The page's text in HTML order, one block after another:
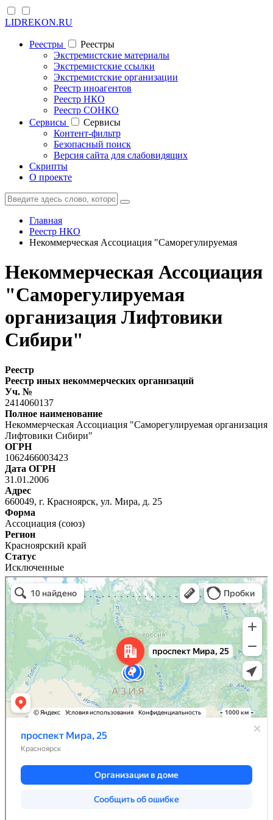
LIDREKON.RU
Реестры
Реестры
Экстремистские материалы
Экстремистские ссылки
Экстремистские организации
Реестр иноагентов
Реестр НКО
Реестр СОНКО
Cервисы
Cервисы
Контент-фильтр
Безопасный поиск
Версия сайта для слабовидящих
Скрипты
О проекте
Главная
Реестр НКО
Некоммерческая Ассоциация "Саморегулируемая
Некоммерческая Ассоциация
"Саморегулируемая
организация Лифтовики
Сибири"
Реестр
Реестр иных некоммерческих организаций
Уч. №
2414060137
Полное наименование
Некоммерческая Ассоциация "Саморегулируемая организация
Лифтовики Сибири"
ОГРН
1062466003423
Дата ОГРН
31.01.2006
Адрес
660049, г. Красноярск, ул. Мира, д. 25
Форма
Ассоциация (союз)
Регион
Красноярский край
Статус
Исключенные